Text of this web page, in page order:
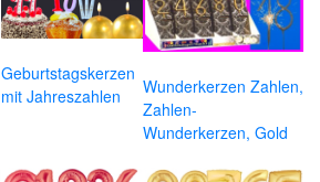
Geburtstagskerzen
mit Jahreszahlen
Wunderkerzen Zahlen,
Zahlen-
Wunderkerzen, Gold